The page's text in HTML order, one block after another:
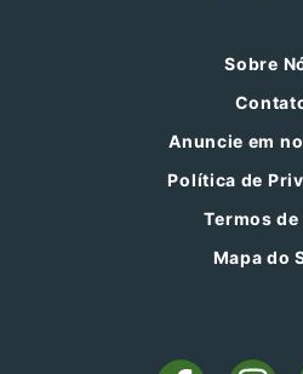
Sobre
Anuncie em
Política de
Termos de
Mapa do